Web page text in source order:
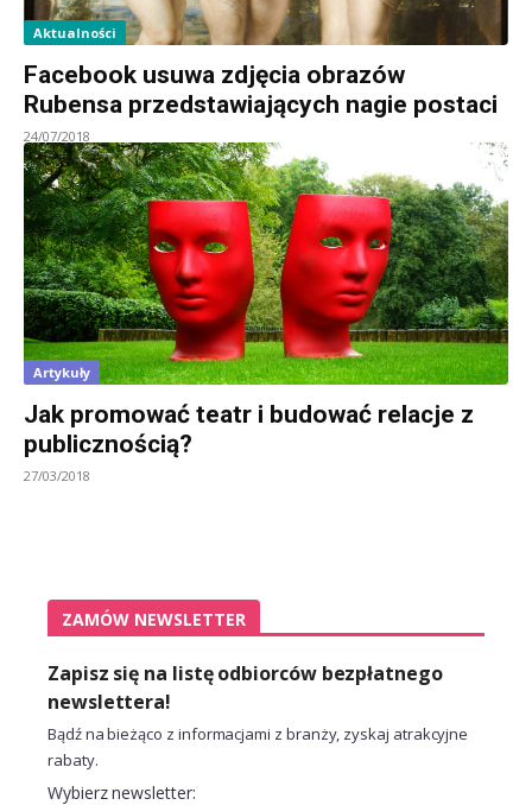
Aktualności
Facebook usuwa zdjęcia obrazów
Rubensa przedstawiających nagie postaci
24/07/2018
Artykuły
Jak promować teatr i budować relacje z
publicznością?
27/03/2018
ZAMÓW NEWSLETTER
Zapisz się na listę odbiorców bezpłatnego
newslettera!
Bądź na bieżąco z informacjami z branży, zyskaj atrakcyjne
rabaty.
Wybierz newsletter: